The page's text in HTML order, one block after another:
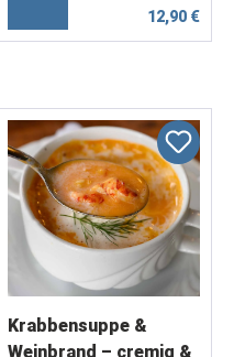
12,90 €
Krabbensuppe &
Weinbrand – cremig &